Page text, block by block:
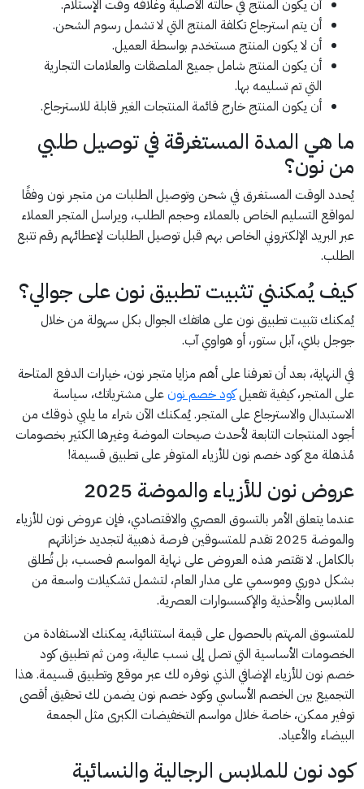
أن يكون المنتج في حالته الأصلية وغلافه وقت الإستلام.
أن يتم استرجاع تكلفة المنتج التي لا تشمل رسوم الشحن.
أن لا يكون المنتج مستخدم بواسطة العميل.
أن يكون المنتج شامل جميع الملصقات والعلامات التجارية
التي تم تسليمه بها.
أن يكون المنتج خارج قائمة المنتجات الغير قابلة للاسترجاع.
ما هي المدة المستغرقة في توصيل طلبي
من نون؟
يُحدد الوقت المستغرق في شحن وتوصيل الطلبات من متجر نون وفقًا
لمواقع التسليم الخاص بالعملاء وحجم الطلب، ويراسل المتجر العملاء
عبر البريد الإلكتروني الخاص بهم قبل توصيل الطلبات لإعطائهم رقم تتبع
الطلب.
كيف يُمكنني تثبيت تطبيق نون على جوالي؟
يُمكنك تثبيت تطبيق نون على هاتفك الجوال بكل سهولة من خلال
جوجل بلاي، آبل ستور، أو هواوي آب.
في النهاية، بعد أن تعرفنا على أهم مزايا متجر نون، خيارات الدفع المتاحة
على المتجر، كيفية تفعيلكود خصم نونعلى مشترياتك، سياسة
الاستبدال والاسترجاع على المتجر. يُمكنك الآن شراء ما يلبي ذوقك من
أجود المنتجات التابعة لأحدث صيحات الموضة وغيرها الكثير بخصومات
مُذهلة مع كود خصم نون للأزياء المتوفر على تطبيق قسيمة!
عروض نون للأزياء والموضة 2025
عندما يتعلق الأمر بالتسوق العصري والاقتصادي، فإن عروض نون للأزياء
والموضة 2025 تقدم للمتسوقين فرصة ذهبية لتجديد خزاناتهم
بالكامل. لا تقتصر هذه العروض على نهاية المواسم فحسب، بل تُطلق
بشكل دوري وموسمي على مدار العام، لتشمل تشكيلات واسعة من
الملابس والأحذية والإكسسوارات العصرية.
للمتسوق المهتم بالحصول على قيمة استثنائية، يمكنك الاستفادة من
الخصومات الأساسية التي تصل إلى نسب عالية، ومن ثم تطبيق كود
خصم نون للأزياء الإضافي الذي نوفره لك عبر موقع وتطبيق قسيمة. هذا
التجميع بين الخصم الأساسي وكود خصم نون يضمن لك تحقيق أقصى
توفير ممكن، خاصة خلال مواسم التخفيضات الكبرى مثل الجمعة
البيضاء والأعياد.
كود نون للملابس الرجالية والنسائية